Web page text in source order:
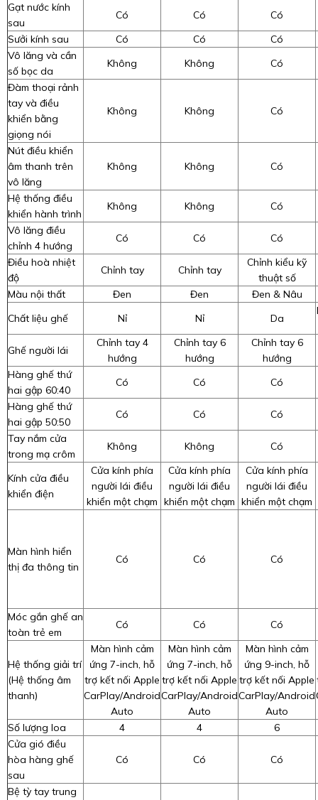
Gạt nước kính
sau
Có Có
Có
Sưởi kính sau
Có Có
Có
Vô lăng và cần
số bọc da
Không Không
Có
Đàm thoại rảnh
tay và điều
khiển bằng
giọng nói
Không Không Có
Nút điều khiển
âm thanh trên
vô lăng
Không Không Có
Hệ thống điều
khiển hành trình
Không Không
Có
Vô lăng điều
chỉnh 4 hướng
Có Có
Có
Điều hoà nhiệt
độ
Chỉnh tay Chỉnh tay
Chỉnh kiểu kỹ
thuật số
Màu nội thất
Đen Đen
Đen & Nâu
Chất liệu ghế
Nỉ Nỉ Da
Ghế người lái
Chỉnh tay 4
hướng
Chỉnh tay 6
hướng
Chỉnh tay 6
hướng
Hàng ghế thứ
hai gập 60:40
Có Có
Có
Hàng ghế thứ
hai gập 50:50
Có Có
Có
Tay nắm cửa
trong mạ crôm
Không Không Có
Kính cửa điều
khiển điện
Cửa kính phía
người lái điều
khiển một chạm
Cửa kính phía
người lái điều
khiển một chạm
Cửa kính phía
người lái điều
khiển một chạm
Màn hình hiển
thị đa thông tin
Có Có Có
Móc gắn ghế an
toàn trẻ em
Có Có Có
Hệ thống giải trí
(Hệ thống âm
thanh)
Màn hình cảm
ứng 7-inch, hỗ
trợ kết nối Apple
CarPlay/Android
Auto
Màn hình cảm
ứng 7-inch, hỗ
trợ kết nối Apple
CarPlay/Android
Auto
Màn hình cảm
ứng 9-inch, hỗ
trợ kết nối Apple
CarPlay/Android
Auto
Số lượng loa 4 4
6
Cửa gió điều
hòa hàng ghế
sau
Có Có Có
Bệ tỳ tay trung